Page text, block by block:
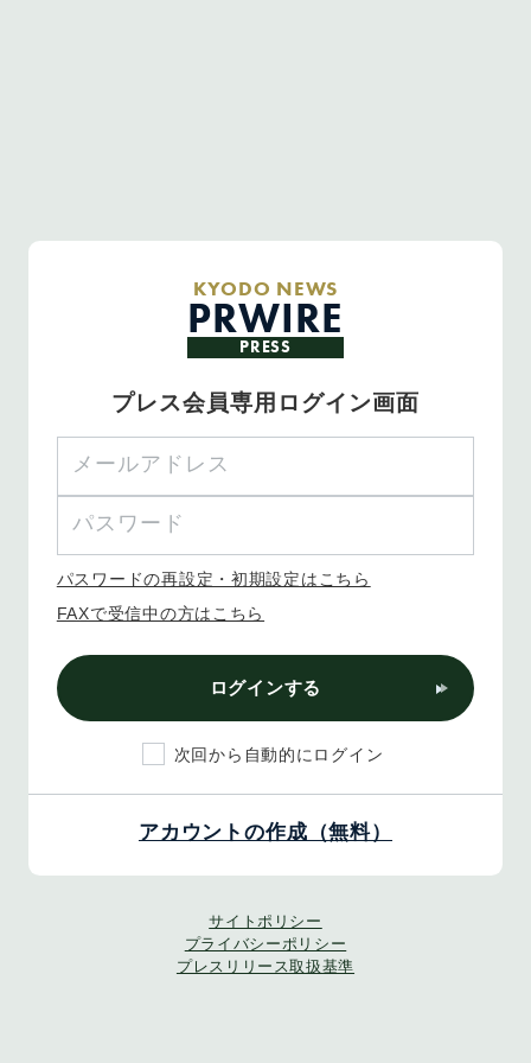
KYODO NEWS
PRWIRE
PRESS
プレス会員専用ログイン画面
パスワードの再設定・初期設定はこちら
FAXで受信中の方はこちら
ログインする
次回から自動的にログイン
アカウントの作成（無料）
サイトポリシー
プライバシーポリシー
プレスリリース取扱基準